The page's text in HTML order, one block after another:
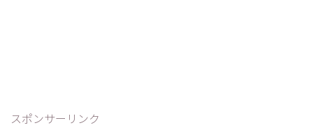
スポンサーリンク